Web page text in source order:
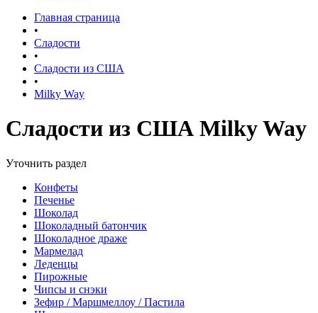
Главная страница
•
Сладости
•
Сладости из США
•
Milky Way
Сладости из США Milky Way
Уточнить раздел
Конфеты
Печенье
Шоколад
Шоколадный батончик
Шоколадное драже
Мармелад
Леденцы
Пирожные
Чипсы и снэки
Зефир / Маршмеллоу / Пастила